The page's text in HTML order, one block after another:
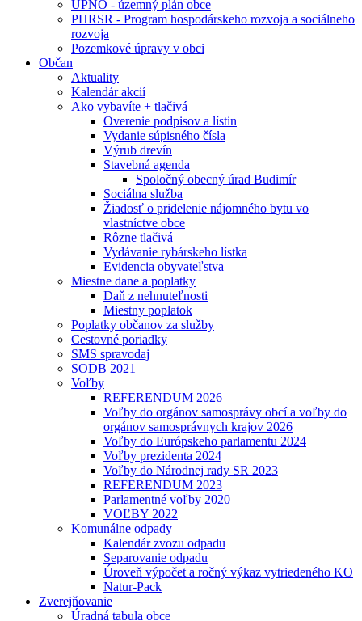
ÚPNO - územný plán obce
PHRSR - Program hospodárskeho rozvoja a sociálneho
rozvoja
Pozemkové úpravy v obci
Občan
Aktuality
Kalendár akcií
Ako vybavíte + tlačivá
Overenie podpisov a lístin
Vydanie súpisného čísla
Výrub drevín
Stavebná agenda
Spoločný obecný úrad Budimír
Sociálna služba
Žiadosť o pridelenie nájomného bytu vo
vlastníctve obce
Rôzne tlačivá
Vydávanie rybárskeho lístka
Evidencia obyvateľstva
Miestne dane a poplatky
Daň z nehnuteľnosti
Miestny poplatok
Poplatky občanov za služby
Cestovné poriadky
SMS spravodaj
SODB 2021
Voľby
REFERENDUM 2026
Voľby do orgánov samosprávy obcí a voľby do
orgánov samosprávnych krajov 2026
Voľby do Európskeho parlamentu 2024
Voľby prezidenta 2024
Voľby do Národnej rady SR 2023
REFERENDUM 2023
Parlamentné voľby 2020
VOĽBY 2022
Komunálne odpady
Kalendár zvozu odpadu
Separovanie odpadu
Úroveň výpočet a ročný výkaz vytriedeného KO
Natur-Pack
Zverejňovanie
Úradná tabula obce